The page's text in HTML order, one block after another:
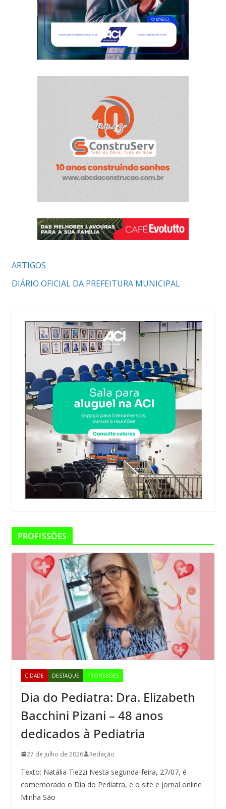
ARTIGOS
DIÁRIO OFICIAL DA PREFEITURA MUNICIPAL
PROFISSÕES
CIDADE DESTAQUE PROFISSÕES
Dia do Pediatra: Dra. Elizabeth
Bacchini Pizani – 48 anos
dedicados à Pediatria
27 de julho de 2026 Redação
Texto: Natália Tiezzi Nesta segunda-feira, 27/07, é
comemorado o Dia do Pediatra, e o site e jornal online
Minha São